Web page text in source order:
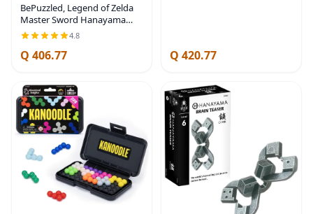
BePuzzled, Legend of Zelda
Master Sword Hanayama
Brain Teaser, Mensa nivel 6,
para edades de 12 años en
adelante
4.8
Q 406.77 Q 420.77